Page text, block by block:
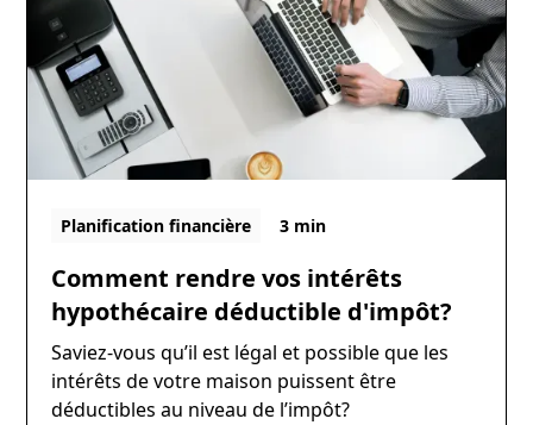
Planification financière 3 min
Comment rendre vos intérêts
hypothécaire déductible d'impôt?
Saviez-vous qu’il est légal et possible que les
intérêts de votre maison puissent être
déductibles au niveau de l’impôt?